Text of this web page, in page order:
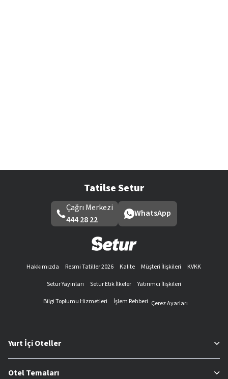
Tatilse Setur
Çağrı Merkezi
444 28 22
WhatsApp
Hakkımızda Resmi Tatiller 2026 Kalite Müşteri İlişkileri
KVKK
Setur Yayınları
Setur Etik İlkeler
Yatırımcı İlişkileri
Bilgi Toplumu Hizmetleri
İşlem Rehberi Çerez Ayarları
Yurt İçi Oteller
Otel Temaları